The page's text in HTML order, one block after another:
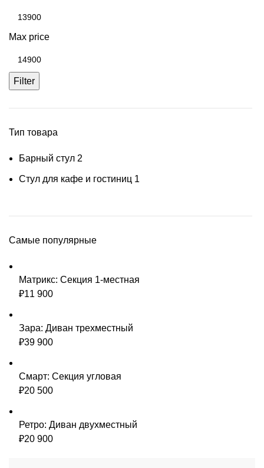
Max price
Filter
Тип товара
Барный стул 2
Стул для кафе и гостиниц 1
Самые популярные
Матрикс: Секция 1-местная
₽11 900
Зара: Диван трехместный
₽39 900
Смарт: Секция угловая
₽20 500
Ретро: Диван двухместный
₽20 900